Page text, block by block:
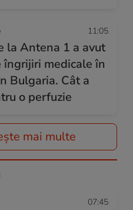
11:05
la Antena 1 a avut
îngrijiri medicale în
Bulgaria. Cât a
o perfuzie
mai multe
07:45